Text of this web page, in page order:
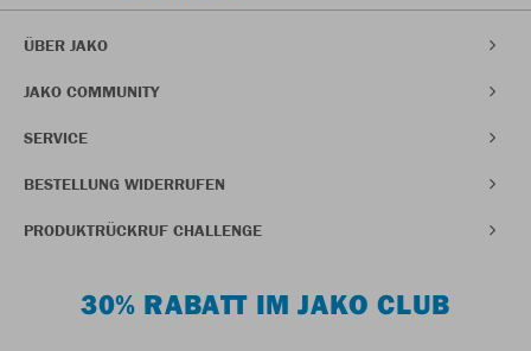
ÜBER JAKO
JAKO COMMUNITY
SERVICE
BESTELLUNG WIDERRUFEN
PRODUKTRÜCKRUF CHALLENGE
30% RABATT IM JAKO CLUB